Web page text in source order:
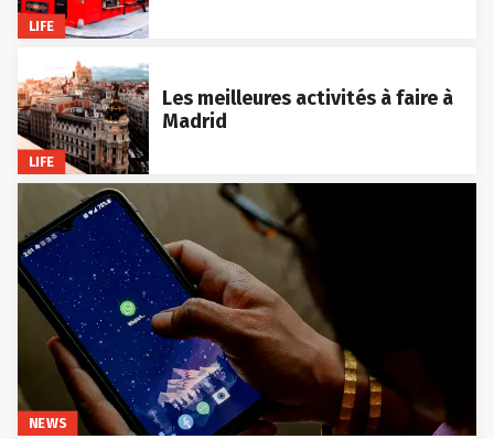
LIFE
LIFE
Les meilleures activités à faire à
Madrid
NEWS